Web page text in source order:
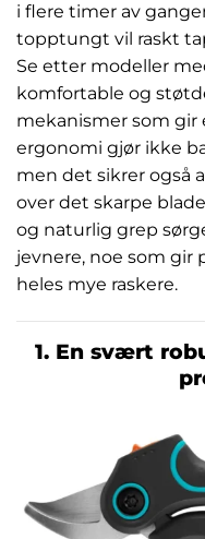
i flere timer av
topptungt vil raskt
Se etter modeller
komfortable og
mekanismer som gir
ergonomi gjør ikke
men det sikrer også
over det skarpe
og naturlig grep
jevnere, noe som gir
heles mye raskere.
1. En svært